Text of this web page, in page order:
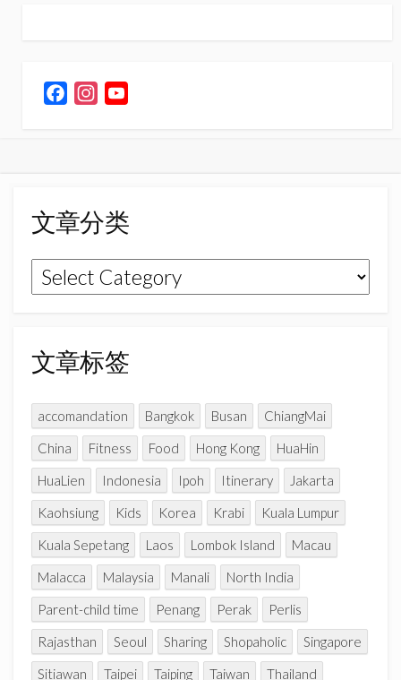
o
o
k
r
a
m
C
h
n
文章分类
文
章
类
文章标签
accomandation Bangkok Busan
ChiangMai
China
Fitness Food Hong Kong
HuaHin
HuaLien
Indonesia Ipoh Itinerary
Jakarta
Kaohsiung
Kids Korea Krabi
Kuala Lumpur
Kuala Sepetang
Laos Lombok Island
Macau
Malacca
Malaysia Manali
North India
Parent-child time
Penang Perak
Perlis
Rajasthan
Seoul Sharing Shopaholic
Singapore
Sitiawan
Taipei Taiping Taiwan
Thailand